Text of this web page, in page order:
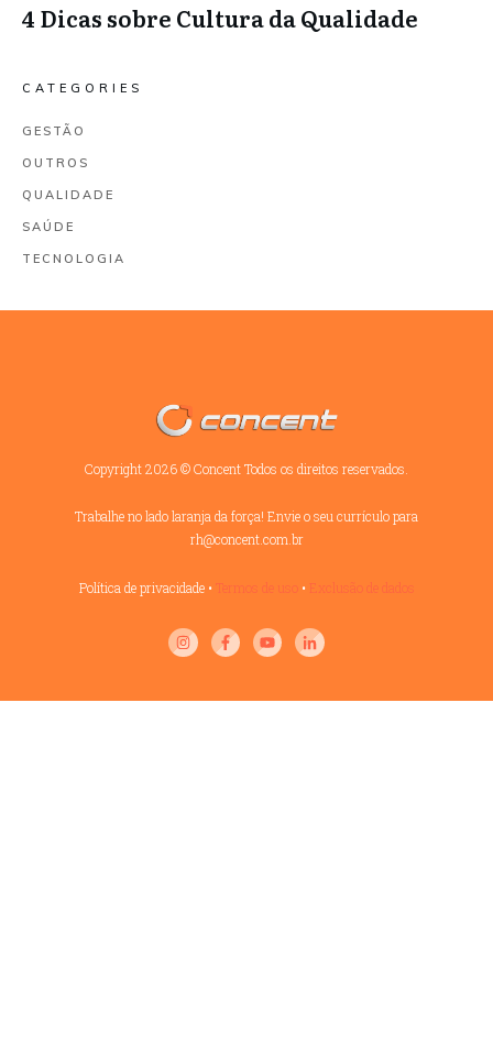
4 Dicas sobre Cultura da Qualidade
CATEGORIES
GESTÃO
OUTROS
QUALIDADE
SAÚDE
TECNOLOGIA
Copyright2026©ConcentTodos os direitos reservados.
Trabalhe no lado laranja da força! Envie o seu currículo para
rh@concent.com.br
Política de privacidade•Termos de uso • Exclusão de dados